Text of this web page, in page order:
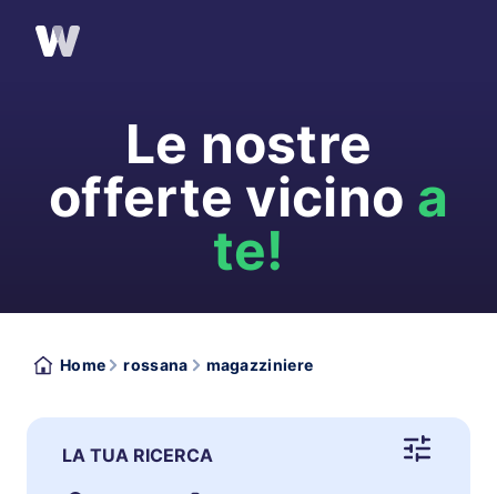
Le nostre
offerte vicino a
te!
Home rossana magazziniere
LA TUA RICERCA